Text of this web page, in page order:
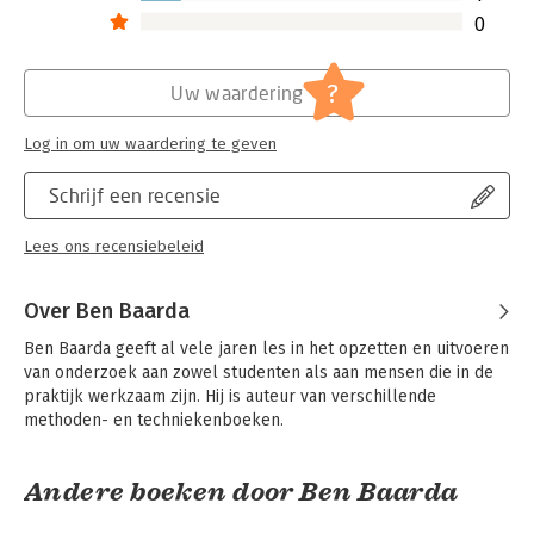
0
Schrijf een recensie
Lees ons recensiebeleid
Uw waardering ?
Log in om uw waardering te geven
Over Ben Baarda
Ben Baarda geeft al vele jaren les in het opzetten en uitvoeren
van onderzoek aan zowel studenten als aan mensen die in de
praktijk werkzaam zijn. Hij is auteur van verschillende
methoden- en techniekenboeken.
Andere boeken door Ben Baarda